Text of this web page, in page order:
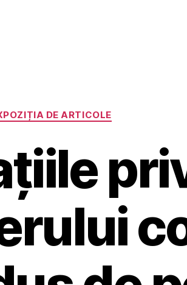
Categorii
DE ARTICOLE